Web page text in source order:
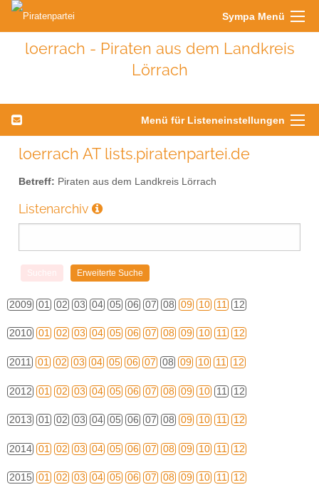
Sympa Menü
loerrach - Piraten aus dem Landkreis
Lörrach
Menü für Listeneinstellungen
loerrach AT lists.piratenpartei.de
Betreff: Piraten aus dem Landkreis Lörrach
Listenarchiv
2009 01 02 03 04 05 06 07 08 09 10 11 12
2010 01 02 03 04 05 06 07 08 09 10 11 12
2011 01 02 03 04 05 06 07 08 09 10 11 12
2012 01 02 03 04 05 06 07 08 09 10 11 12
2013 01 02 03 04 05 06 07 08 09 10 11 12
2014 01 02 03 04 05 06 07 08 09 10 11 12
2015 01 02 03 04 05 06 07 08 09 10 11 12